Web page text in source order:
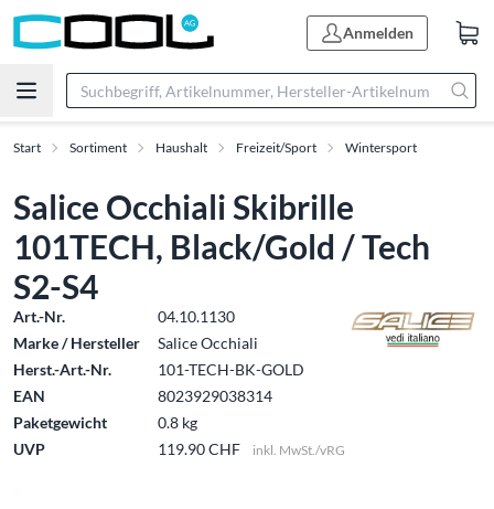
Anmelden
Start Sortiment Haushalt Freizeit/Sport Wintersport
Salice Occhiali Skibrille
101TECH, Black/Gold / Tech
S2-S4
Art.-Nr.
04.10.1130
Marke / Hersteller
Salice Occhiali
Herst.-Art.-Nr.
101-TECH-BK-GOLD
EAN
8023929038314
Paketgewicht
0.8 kg
UVP
119.90 CHF inkl. MwSt./vRG